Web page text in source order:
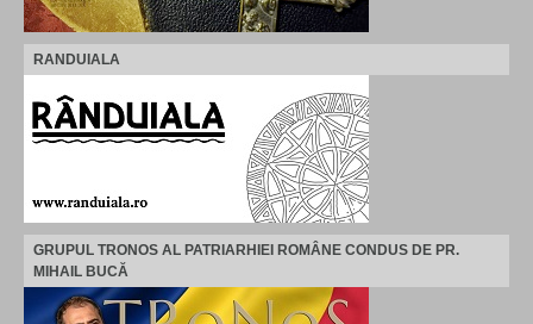
RANDUIALA
GRUPUL TRONOS AL PATRIARHIEI ROMÂNE CONDUS DE PR.
MIHAIL BUCĂ